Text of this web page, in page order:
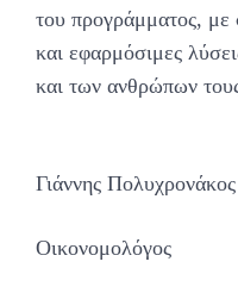
του προγράμματος, με
και εφαρμόσιμες
και των ανθρώπων
Γιάννης Πολυχρονάκος
Οικονομολόγος